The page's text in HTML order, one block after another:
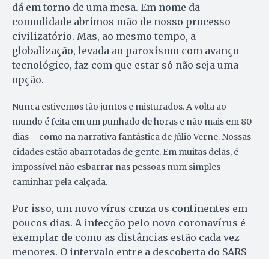
dá em torno de uma mesa. Em nome da
comodidade abrimos mão de nosso processo
civilizatório. Mas, ao mesmo tempo, a
globalização, levada ao paroxismo com avanço
tecnológico, faz com que estar só não seja uma
opção.
Nunca estivemos tão juntos e misturados. A volta ao
mundo é feita em um punhado de horas e não mais em 80
dias – como na narrativa fantástica de Júlio Verne. Nossas
cidades estão abarrotadas de gente. Em muitas delas, é
impossível não esbarrar nas pessoas num simples
caminhar pela calçada.
Por isso, um novo vírus cruza os continentes em
poucos dias. A infecção pelo novo coronavírus é
exemplar de como as distâncias estão cada vez
menores. O intervalo entre a descoberta do SARS-